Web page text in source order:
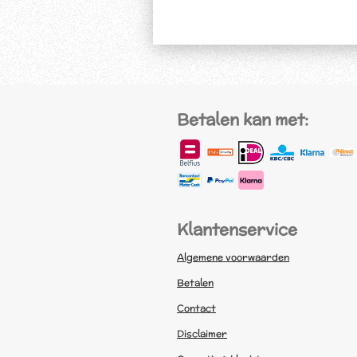
Betalen kan met:
Klantenservice
Algemene voorwaarden
Betalen
Contact
Disclaimer